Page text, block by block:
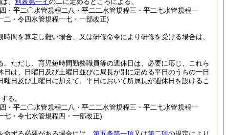
・平二〇水管規程二八・平二二水管規程三・平二七水管規程一
二・令四水管規程一七・一部改正)
間を算定し難い場合、又は研修命令により研修を受ける場合は、
ただし、育児短時間勤務職員等の週休日は、必要に応じ、これら
は、日曜日及び土曜日並びに局長が別に定める平日のうちの一日
日及び土曜日に加えて、平日において所属長が週休日を設けるこ
る。
・平二〇水管規程二八・平二二水管規程三・平二七水管規程一
七・令七水管規程四・一部改正)